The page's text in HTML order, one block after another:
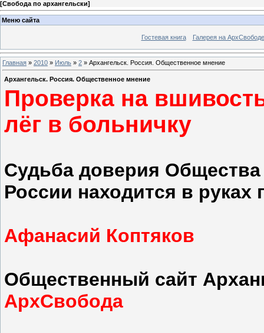
[Свобода по архангельски]
Меню сайта
Гостевая книга Галерея на АрхСвободе
Главная » 2010 » Июль » 2 » Архангельск. Россия. Общественное мнение
Архангельск. Россия. Общественное мнение
Проверка на
лёг в больничку
Судьба доверия
России находится в
Афанасий Коптяков
Общественный сайт
АрхСвобода